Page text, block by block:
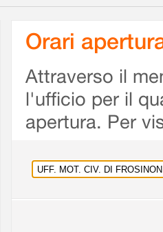
Orari
Attraverso il
l'ufficio per il
apertura. Per